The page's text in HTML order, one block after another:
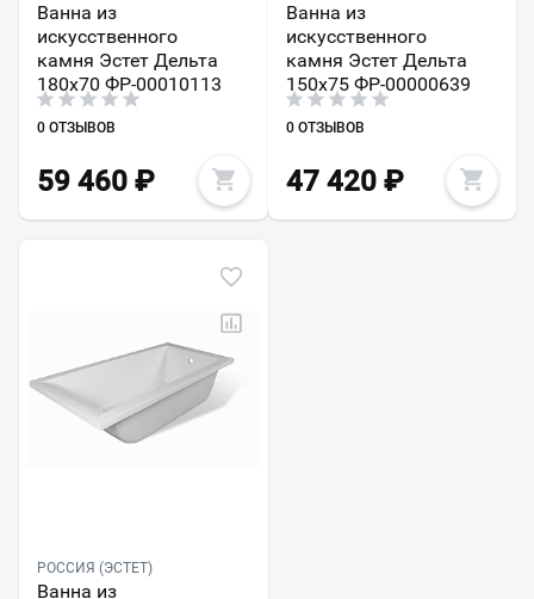
Ванна из
искусственного
камня Эстет Дельта
180х70 ФР-00010113
0 ОТЗЫВОВ
59 460 ₽
Ванна из
искусственного
камня Эстет Дельта
150x75 ФР-00000639
0 ОТЗЫВОВ
47 420₽
РОССИЯ (ЭСТЕТ)
Ванна из